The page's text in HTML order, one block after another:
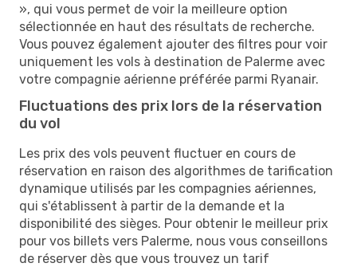
», qui vous permet de voir la meilleure option
sélectionnée en haut des résultats de recherche.
Vous pouvez également ajouter des filtres pour voir
uniquement les vols à destination de Palerme avec
votre compagnie aérienne préférée parmi Ryanair.
Fluctuations des prix lors de la réservation
du vol
Les prix des vols peuvent fluctuer en cours de
réservation en raison des algorithmes de tarification
dynamique utilisés par les compagnies aériennes,
qui s'établissent à partir de la demande et la
disponibilité des sièges. Pour obtenir le meilleur prix
pour vos billets vers Palerme, nous vous conseillons
de réserver dès que vous trouvez un tarif